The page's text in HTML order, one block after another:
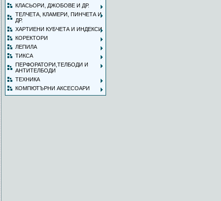
КЛАСЬОРИ, ДЖОБОВЕ И ДР.
ТЕЛЧЕТА, КЛАМЕРИ, ПИНЧЕТА И
ДР.
ХАРТИЕНИ КУБЧЕТА И ИНДЕКСИ
КОРЕКТОРИ
ЛЕПИЛА
ТИКСА
ПЕРФОРАТОРИ,ТЕЛБОДИ И
АНТИТЕЛБОДИ
ТЕХНИКА
КОМПЮТЪРНИ АКСЕСОАРИ